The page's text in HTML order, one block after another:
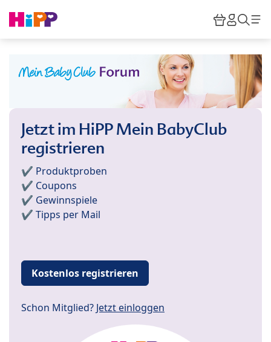
HiPP
Jetzt im HiPP Mein BabyClub
registrieren
✔️ Produktproben
✔️ Coupons
✔️ Gewinnspiele
✔️ Tipps per Mail
Kostenlos registrieren
Schon Mitglied? Jetzt einloggen